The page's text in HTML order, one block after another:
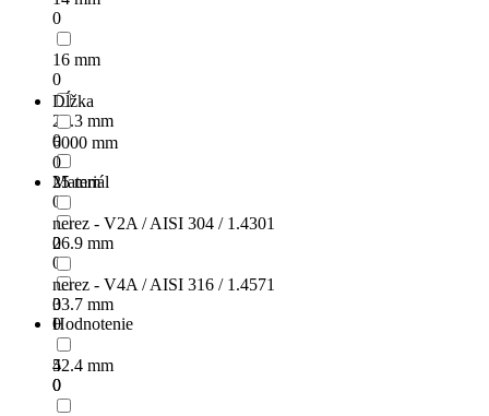
0
16 mm
0
21.3 mm
0
25 mm
0
26.9 mm
0
33.7 mm
0
42.4 mm
0
Dĺžka
6000 mm
0
Materiál
nerez - V2A / AISI 304 / 1.4301
0
nerez - V4A / AISI 316 / 1.4571
0
Hodnotenie
5
0